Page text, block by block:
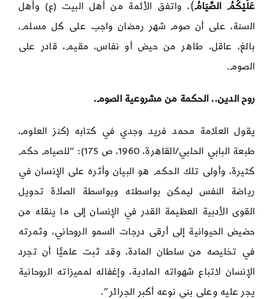
عَلَيْكُمُ الصِّيَامُ﴾، واتفق الأئمة من أهل البيت (ع) وأهل
السنة، على أن صوم شهر رمضان واجب على كل مسلم،
بالغ، عاقل، طاهر من حيض أو نفاس، مقيم، قادر على
الصوم.
روح الدين.. الحكمة من مشروعية الصوم.
يقول العلامة محمد فريد وجدي في كتابه (كنز العلوم،
طبعة البابي الحلبي/القاهرة، 1960، ص 175): “للصيام حكم
كثيرة، وأولى تلك الحكم هو البيان وأثره على الإنسان في
رياضة النفس ليمكن بواسطته وبواسطة الصلاة تحويل
القوى الأدبية العظيمة القدر في الإنسان إلى ما ينقله من
حضيض الحيوانية إلى أرقى درجات السمو الروحاني، وثمرته
في تخليصه من سلطان المادة، وقد ثبت علميًّا أن تجرد
الإنسان لاتباع شهواته المادية، وإغفاله لمميزاته الروحانية
يجر عليه وعلى بني نوعه أكبر الجرائر”.